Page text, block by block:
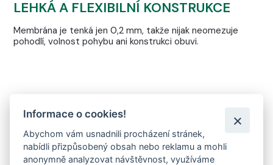
LEHKÁ A FLEXIBILNÍ KONSTRUKCE
Membrána je tenká jen 0,2 mm, takže nijak neomezuje
pohodlí, volnost pohybu ani konstrukci obuvi.
Informace o cookies!
Abychom vám usnadnili procházení stránek,
nabídli přizpůsobený obsah nebo reklamu a mohli
anonymně analyzovat návštěvnost, využíváme